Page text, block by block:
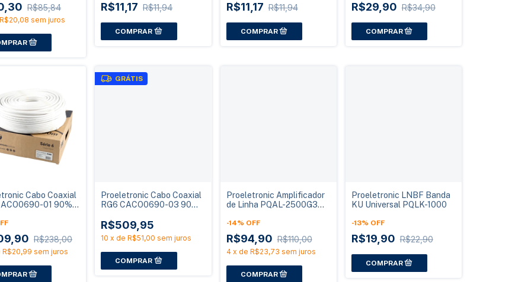
R$85,84
R$20,08 sem juros
R$11,17 R$11,94 R$11,17 R$11,94 R$29,90 R$34,90
Cabo Coaxial
01 90%
R$238,00
R$20,99 sem juros
GRÁTIS
Proeletronic Cabo Coaxial
RG6 CACO0690-03 90%
R$509,95
10 xdeR$51,00 sem juros
Proeletronic Amplificador
de Linha PQAL-2500G3
-14% OFF
R$94,90 R$110,00
4 x de R$23,73 sem juros
Proeletronic LNBF Banda
KU Universal PQLK-1000
-13% OFF
R$19,90 R$22,90